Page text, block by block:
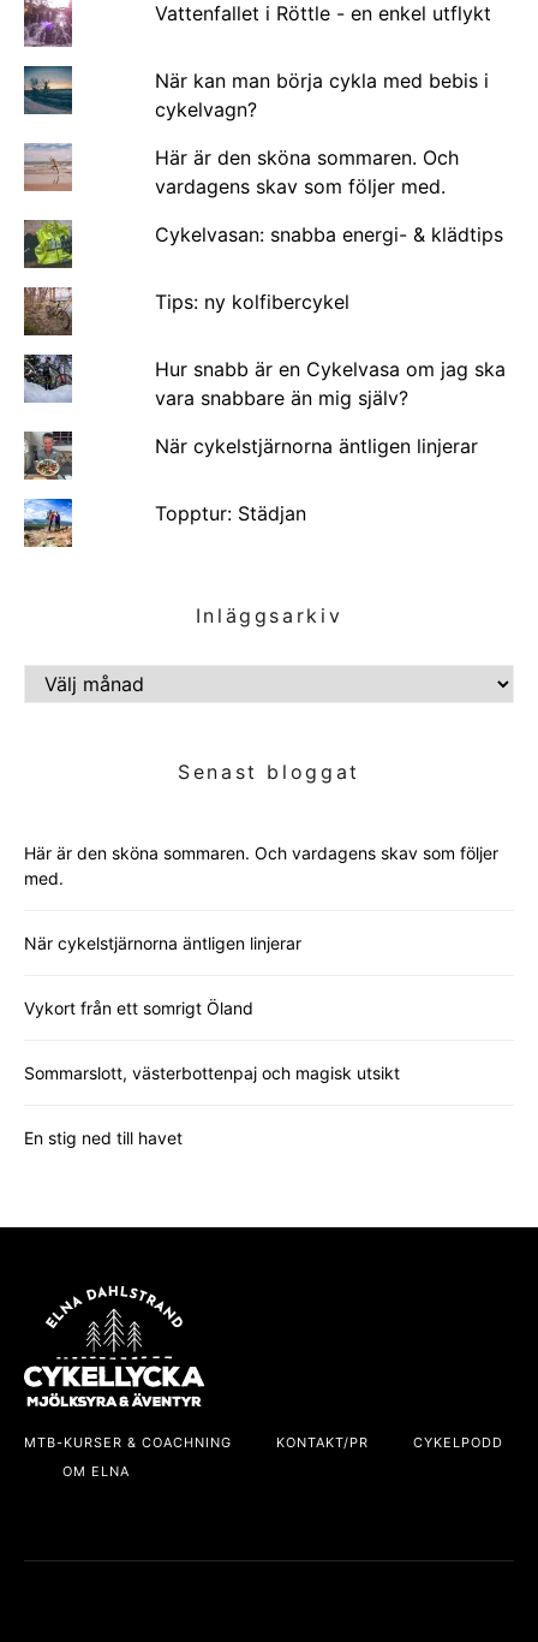
Vattenfallet i Röttle - en enkel utflykt
När kan man börja cykla med bebis i
cykelvagn?
Här är den sköna sommaren. Och
vardagens skav som följer med.
Cykelvasan: snabba energi- & klädtips
Tips: ny kolfibercykel
Hur snabb är en Cykelvasa om jag ska
vara snabbare än mig själv?
När cykelstjärnorna äntligen linjerar
Topptur: Städjan
Inläggsarkiv
INLÄGGSARKIV
Senast bloggat
Här är den sköna sommaren. Och vardagens skav som följer
med.
När cykelstjärnorna äntligen linjerar
Vykort från ett somrigt Öland
Sommarslott, västerbottenpaj och magisk utsikt
En stig ned till havet
MTB-KURSER & COACHNING KONTAKT/PR
CYKELPODD
OM ELNA